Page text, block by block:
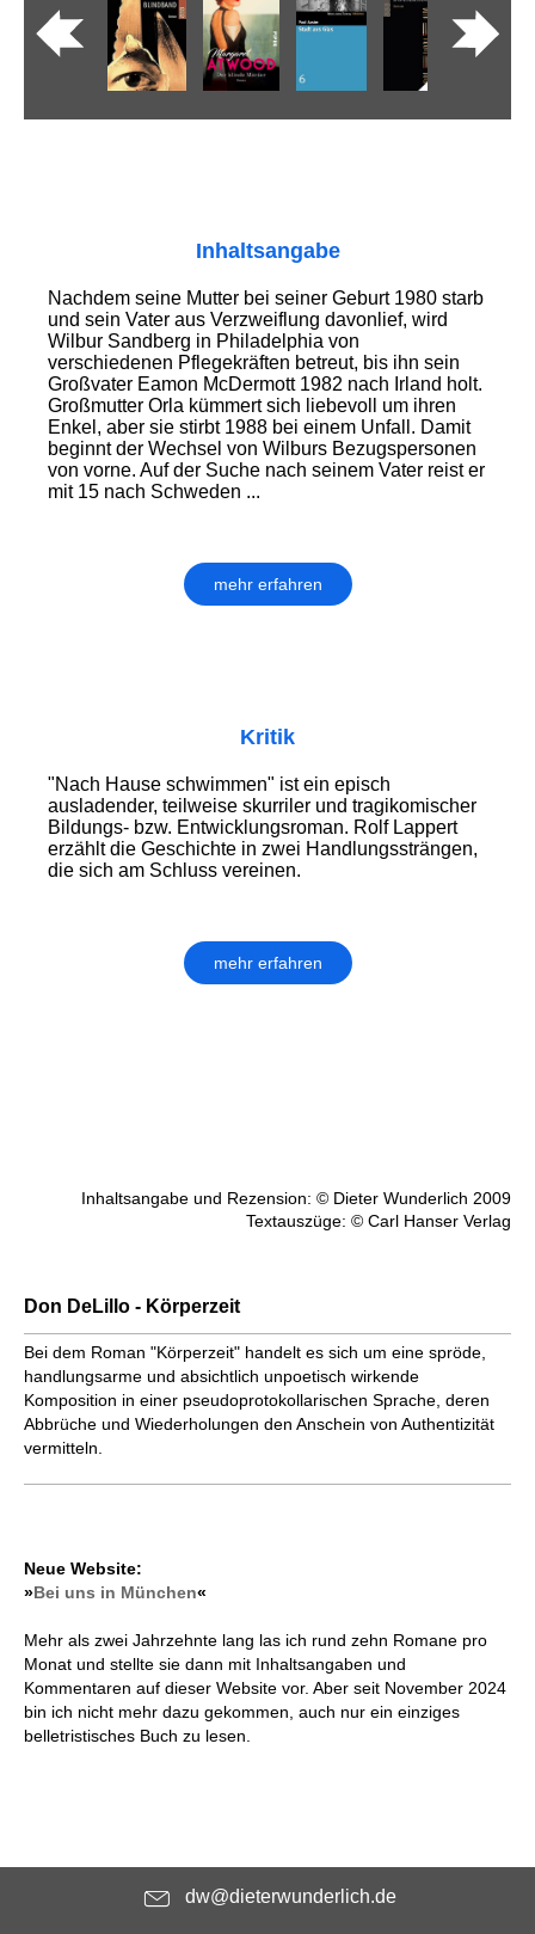
Inhaltsangabe
Nachdem seine Mutter bei seiner Geburt 1980 starb
und sein Vater aus Verzweiflung davonlief, wird
Wilbur Sandberg in Philadelphia von
verschiedenen Pflegekräften betreut, bis ihn sein
Großvater Eamon McDermott 1982 nach Irland holt.
Großmutter Orla kümmert sich liebevoll um ihren
Enkel, aber sie stirbt 1988 bei einem Unfall. Damit
beginnt der Wechsel von Wilburs Bezugspersonen
von vorne. Auf der Suche nach seinem Vater reist er
mit 15 nach Schweden ...
mehr erfahren
Kritik
"Nach Hause schwimmen" ist ein episch
ausladender, teilweise skurriler und tragikomischer
Bildungs- bzw. Entwicklungsroman. Rolf Lappert
erzählt die Geschichte in zwei Handlungssträngen,
die sich am Schluss vereinen.
mehr erfahren
Inhaltsangabe und Rezension: © Dieter Wunderlich 2009
Textauszüge: © Carl Hanser Verlag
Don DeLillo - Körperzeit
Bei dem Roman "Körperzeit" handelt es sich um eine spröde,
handlungsarme und absichtlich unpoetisch wirkende
Komposition in einer pseudoprotokollarischen Sprache, deren
Abbrüche und Wiederholungen den Anschein von Authentizität
vermitteln.
Neue Website:
»Bei uns in München«
Mehr als zwei Jahrzehnte lang las ich rund zehn Romane pro
Monat und stellte sie dann mit Inhaltsangaben und
Kommentaren auf dieser Website vor. Aber seit November 2024
bin ich nicht mehr dazu gekommen, auch nur ein einziges
belletristisches Buch zu lesen.
dw@dieterwunderlich.de